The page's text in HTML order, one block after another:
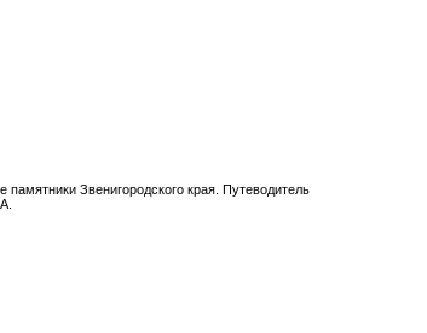
памятники Звенигородского края. Путеводитель